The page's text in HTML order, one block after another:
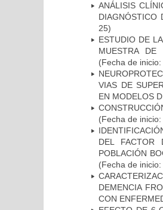
ANÁLISIS
DIAGNÓSTICO
25)
ESTUDIO DE
MUESTRA DE
(Fecha de
VIAS DE
EN MODELOS
(Fecha de
DEL FACTOR
POBLACIÓN
(Fecha de
DEMENCIA
CON